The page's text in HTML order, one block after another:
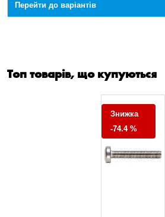
Перейти до варіантів
Топ товарів, що купуються
Знижка
-74.4 %